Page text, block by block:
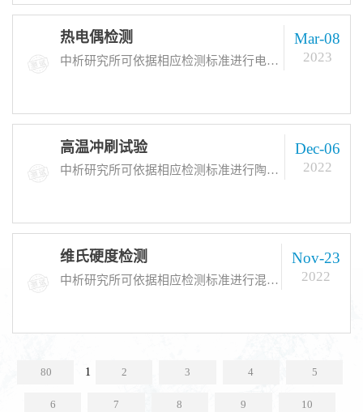
热电偶检测
中析研究所可依据相应检测标准进行电动势稳定性、温升实验等各种热电偶检测服务，亦可根据客户需求设计方案，为客户提供非标检测服务。检测周期：常规到样后7-15个工作日出具热电偶检测报告
Mar-08
2023
高温冲刷试验
中析研究所可依据相应检测标准进行陶瓷、混凝土、橡塑制品等各种产品的高温冲刷试验服务，亦可根据客户需求设计方案，为客户提供非标检测服务。检测周期：常规到样后7-15个工作日出具高温冲刷试验报告
Dec-06
2022
维氏硬度检测
中析研究所可依据相应检测标准进行混凝土、矿石、陶瓷等各种维氏硬度检测服务，检测周期：常规到样后7-15个工作日出具维氏硬度检测报告
Nov-23
2022
80 1 2 3 4 5
6 7 8 9 10